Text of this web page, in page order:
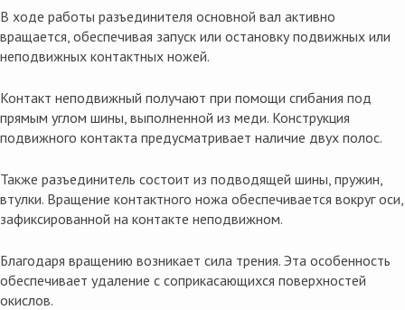
В ходе работы разъединителя основной вал активно
вращается, обеспечивая запуск или остановку подвижных или
неподвижных контактных ножей.
Контакт неподвижный получают при помощи сгибания под
прямым углом шины, выполненной из меди. Конструкция
подвижного контакта предусматривает наличие двух полос.
Также разъединитель состоит из подводящей шины, пружин,
втулки. Вращение контактного ножа обеспечивается вокруг оси,
зафиксированной на контакте неподвижном.
Благодаря вращению возникает сила трения. Эта особенность
обеспечивает удаление с соприкасающихся поверхностей
окислов.